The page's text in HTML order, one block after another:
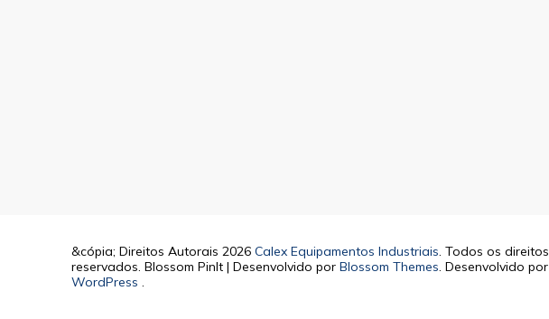
&cópia; Direitos Autorais 2026 Calex Equipamentos Industriais. Todos os direitos
reservados. Blossom PinIt | Desenvolvido por Blossom Themes. Desenvolvido por
WordPress .